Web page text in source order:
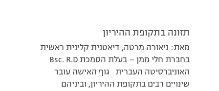
תזונה בתקופת ההיריון
מאת: ניאורה מרטה, דיאטנית קלינית ראשית
בחברת חלי ממן – בעלת הסמכת Bsc. R.D
האוניברסיטה העברית גוף האישה עובר
שינויים רבים בתקופת ההיריון, וביניהם